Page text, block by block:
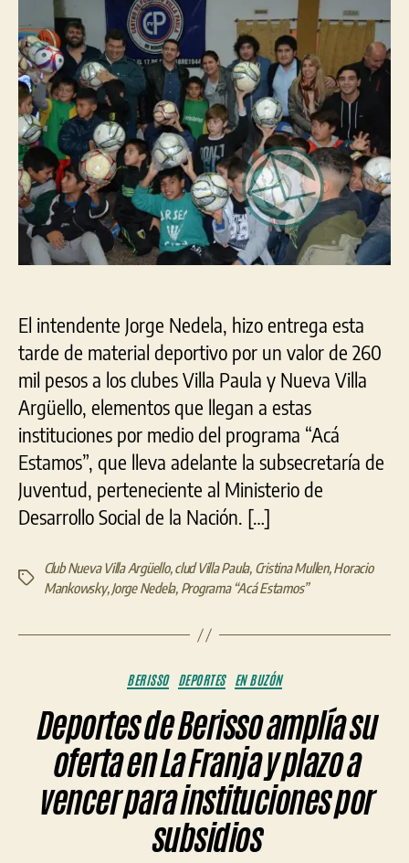
Nación
se
entregaron
material
deportivos
a
instituciones
locales
El intendente Jorge Nedela, hizo entrega esta
tarde de material deportivo por un valor de 260
mil pesos a los clubes Villa Paula y Nueva Villa
Argüello, elementos que llegan a estas
instituciones por medio del programa “Acá
Estamos”, que lleva adelante la subsecretaría de
Juventud, perteneciente al Ministerio de
Desarrollo Social de la Nación. […]
Etiquetas
Club Nueva Villa Argüello,clud Villa Paula, Cristina Mullen,Horacio
Mankowsky,Jorge Nedela, Programa “Acá Estamos”
Categorías
BERISSO DEPORTES EN BUZÓN
Deportes de Berisso amplía su
oferta en La Franja y plazo a
vencer para instituciones por
subsidios